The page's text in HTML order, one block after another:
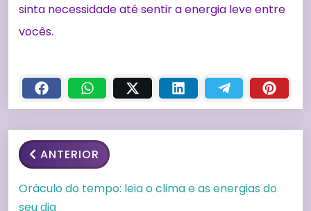
sinta necessidade até sentir a energia leve entre
vocês.
ANTERIOR
Oráculo do tempo: leia o clima e as energias do
seu dia